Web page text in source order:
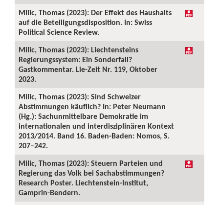
Milic, Thomas (2023): Der Effekt des Haushalts
auf die Beteiligungsdisposition. In: Swiss
Political Science Review.
Milic, Thomas (2023): Liechtensteins
Regierungssystem: Ein Sonderfall?
Gastkommentar. Lie-Zeit Nr. 119, Oktober
2023.
Milic, Thomas (2023): Sind Schweizer
Abstimmungen käuflich? In: Peter Neumann
(Hg.): Sachunmittelbare Demokratie im
internationalen und interdisziplinären Kontext
2013/2014. Band 16. Baden-Baden: Nomos, S.
207–242.
Milic, Thomas (2023): Steuern Parteien und
Regierung das Volk bei Sachabstimmungen?
Research Poster. Liechtenstein-Institut,
Gamprin-Bendern.